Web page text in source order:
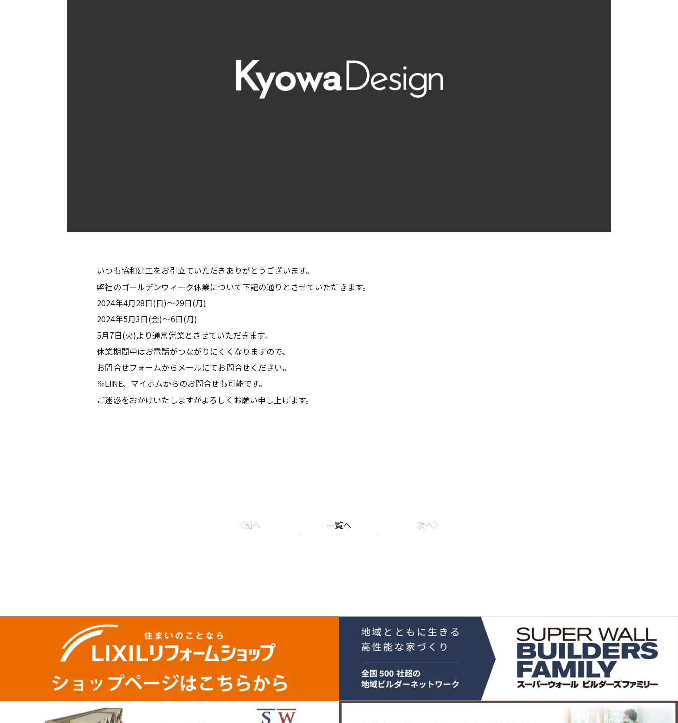
いつも協和建工をお引立ていただきありがとうございます。
弊社のゴールデンウィーク休業について下記の通りとさせていただきます。
2024年4月28日(日)～29日(月)
2024年5月3日(金)～6日(月)
5月7日(火)より通常営業とさせていただきます。
休業期間中はお電話がつながりにくくなりますので、
お問合せフォームからメールにてお問合せください。
※LINE、マイホムからのお問合せも可能です。
ご迷惑をおかけいたしますがよろしくお願い申し上げます。
前へ 一覧へ 次へ